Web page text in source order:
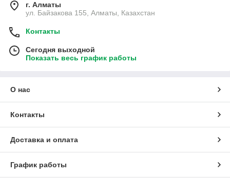
г. Алматы
ул. Байзакова 155, Алматы, Казахстан
Контакты
Сегодня выходной
Показать весь график работы
О нас
Контакты
Доставка и оплата
График работы